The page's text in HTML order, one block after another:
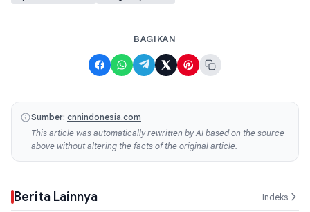
BAGIKAN
Sumber: cnnindonesia.com
This article was automatically rewritten by AI based on the source
above without altering the facts of the original article.
Berita Lainnya Indeks